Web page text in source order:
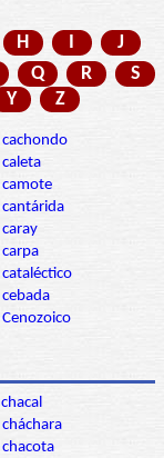
H I
J
Q R
S
Y Z
cachondo
caleta
camote
cantárida
caray
carpa
cataléctico
cebada
Cenozoico
chacal
cháchara
chacota